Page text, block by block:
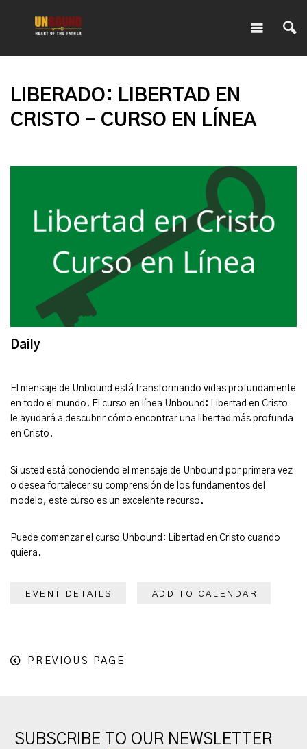
LIBERADO: LIBERTAD EN
CRISTO - CURSO EN LÍNEA
Daily
El mensaje de Unbound está transformando vidas profundamente
en todo el mundo. El curso en línea Unbound: Libertad en Cristo
le ayudará a descubrir cómo encontrar una libertad más profunda
en Cristo.
Si usted está conociendo el mensaje de Unbound por primera vez
o desea fortalecer su comprensión de los fundamentos del
modelo, este curso es un excelente recurso.
Puede comenzar el curso Unbound: Libertad en Cristo cuando
quiera.
EVENT DETAILS ADD TO CALENDAR
PREVIOUS PAGE
SUBSCRIBE TO OUR NEWSLETTER